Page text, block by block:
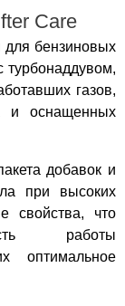
Care
для бензиновых
турбонаддувом,
газов,
и оснащенных
добавок и
при высоких
свойства, что
работы
оптимальное